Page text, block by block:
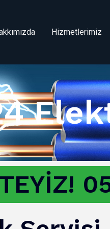
Hizmetlerimiz